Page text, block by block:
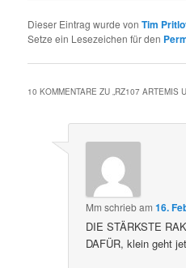
Dieser Eintrag wurde vonTim
Setze ein Lesezeichen für den
10 KOMMENTARE ZU „RZ107 ARTEMIS
Mm schriebam16.
DIE STÄRKSTE
DAFÜR, klein geht